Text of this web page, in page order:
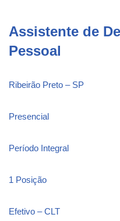
Assistente de
Pessoal
Ribeirão Preto – SP
Presencial
Período Integral
1 Posição
Efetivo – CLT